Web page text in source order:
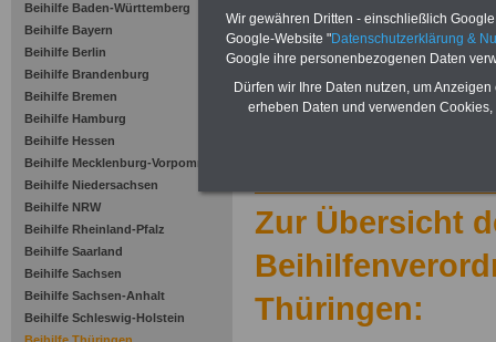
Beihilfe Baden-Württemberg
Beihilfe Bayern
Beihilfe Berlin
Beihilfe Brandenburg
Beihilfe Bremen
Beihilfe Hamburg
Beihilfe Hessen
Beihilfe Mecklenburg-Vorpommern
Beihilfe Niedersachsen
Beihilfe NRW
Beihilfe Rheinland-Pfalz
Beihilfe Saarland
Beihilfe Sachsen
Beihilfe Sachsen-Anhalt
Beihilfe Schleswig-Holstein
Zur Übersicht
Thüringen:
Wir gewähren Dritten - einschließlich
Google-Website "Datenschutzerklärung &
Google ihre personenbezogenen Daten
Dürfen wir Ihre Daten nutzen, um
erheben Daten und verwenden